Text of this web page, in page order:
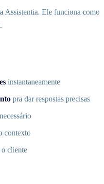
Assistentia. Ele funciona como
instantaneamente
pra dar respostas precisas
contexto
o cliente